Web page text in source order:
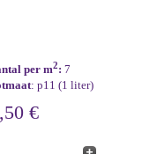
per m2: 7
: p11 (1 liter)
€